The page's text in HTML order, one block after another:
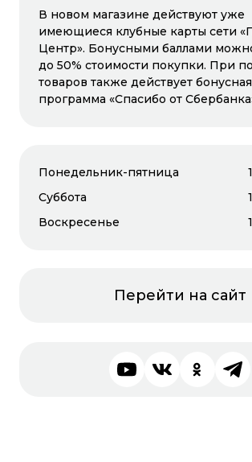
ПОСУДА ЦЕНТР
CТУДИЯ
3-й этаж
1-
В новом магазине действуют уже
имеющиеся клубные карты сети
Центр». Бонусными баллами
до 50% стоимости покупки. При
товаров также действует бонусная
программа «Спасибо от
Понедельник-пятница
Суббота
Воскресенье
Перейти на сайт